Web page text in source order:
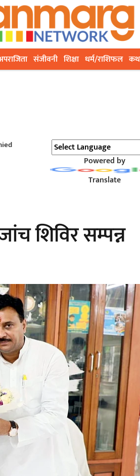
संजीवनी शिक्षा धर्म/राशिफल
Powered by
Translate
शिविर सम्पन्न